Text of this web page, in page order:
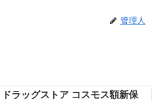
管理人
ドラッグストア コスモス額新保